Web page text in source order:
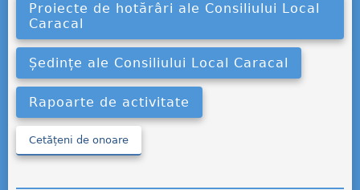
Proiecte de hotărâri ale Consiliului Local
Caracal
Ședințe ale Consiliului Local Caracal
Rapoarte de activitate
Cetățeni de onoare